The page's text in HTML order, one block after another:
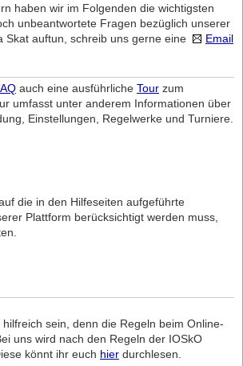
haben wir im Folgenden die wichtigsten
unbeantwortete Fragen bezüglich unserer
auftun, schreib uns gerne eine
Email
auch eine ausführliche Tour zum
umfasst unter anderem Informationen über
Einstellungen, Regelwerke und Turniere.
die in den Hilfeseiten aufgeführte
Plattform berücksichtigt werden muss,
sein, denn die Regeln beim Online-
uns wird nach den Regeln der IOSkO
könnt ihr euch hier durchlesen.